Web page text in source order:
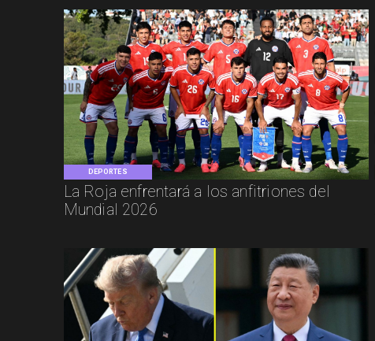
DEPORTES
La Roja enfrentará a los anfitriones del
Mundial 2026